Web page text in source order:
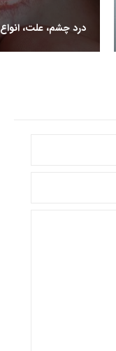
درد چشم، علت،